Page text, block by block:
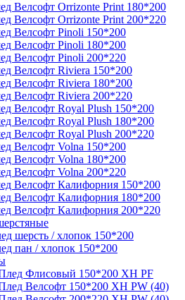
Велсофт Orrizonte Print 180*200
Велсофт Orrizonte Print 200*220
Велсофт Pinoli 150*200
Велсофт Pinoli 180*200
Велсофт Pinoli 200*220
Велсофт Riviera 150*200
Велсофт Riviera 180*200
Велсофт Riviera 200*220
Велсофт Royal Plush 150*200
Велсофт Royal Plush 180*200
Велсофт Royal Plush 200*220
Велсофт Volna 150*200
Велсофт Volna 180*200
Велсофт Volna 200*220
Велсофт Калифорния 150*200
Велсофт Калифорния 180*200
Велсофт Калифорния 200*220
шерсть / хлопок 150*200
пан / хлопок 150*200
Флисовый 150*200 XH PF
Велсофт 150*200 XH PW (40)